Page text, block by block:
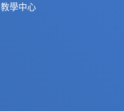
教學中心